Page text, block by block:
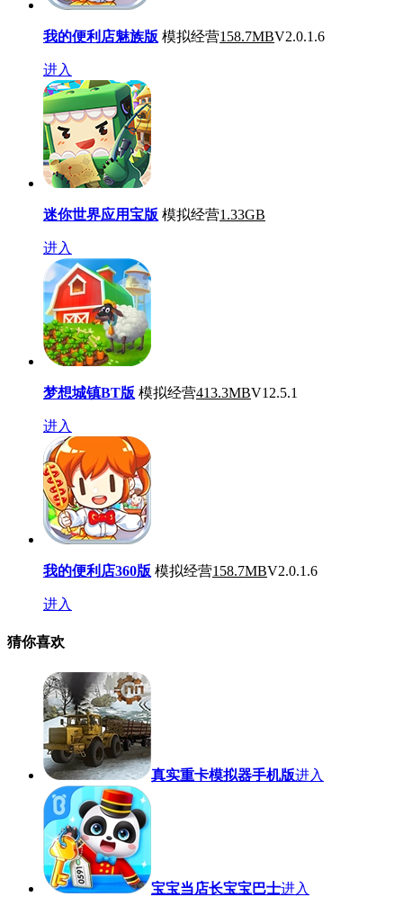
我的便利店魅族版 模拟经营158.7MBV2.0.1.6
进入
迷你世界应用宝版 模拟经营1.33GB
进入
梦想城镇BT版 模拟经营413.3MBV12.5.1
进入
我的便利店360版 模拟经营158.7MBV2.0.1.6
进入
猜你喜欢
真实重卡模拟器手机版进入
宝宝当店长宝宝巴士进入